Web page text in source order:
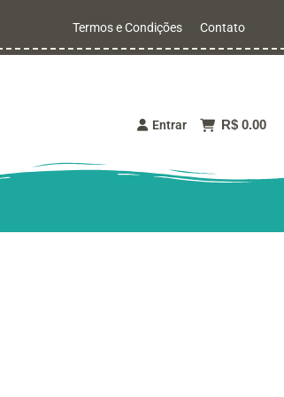
Termos e Condições Contato
Entrar R$ 0.00